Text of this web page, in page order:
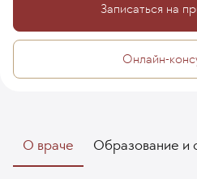
Записаться на
Онлайн-
О враче Образование и